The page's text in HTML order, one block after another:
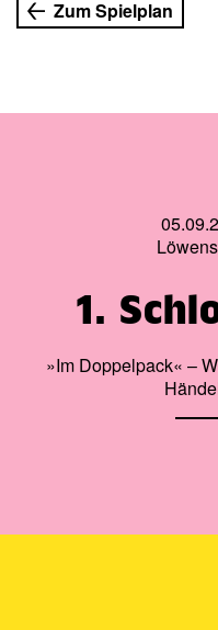
Zum Spielplan
1.
»Im Doppelpack« –